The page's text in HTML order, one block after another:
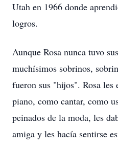
Utah en 1966 donde
logros.
Aunque Rosa nunca tuvo
muchísimos sobrinos,
fueron sus "hijos". Rosa les
piano, como cantar, como
peinados de la moda, les
amiga y les hacía sentirse